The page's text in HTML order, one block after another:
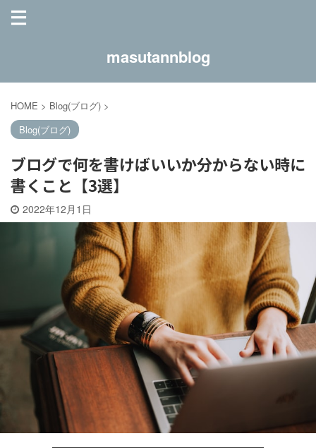
masutannblog
HOME > Blog(ブログ) >
Blog(ブログ)
ブログで何を書けばいいか分からない時に
書くこと【3選】
2022年12月1日